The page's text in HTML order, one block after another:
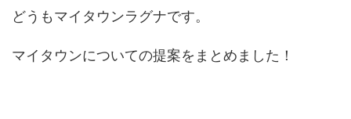
どうもマイタウンラグナです。
マイタウンについての提案をまとめました！